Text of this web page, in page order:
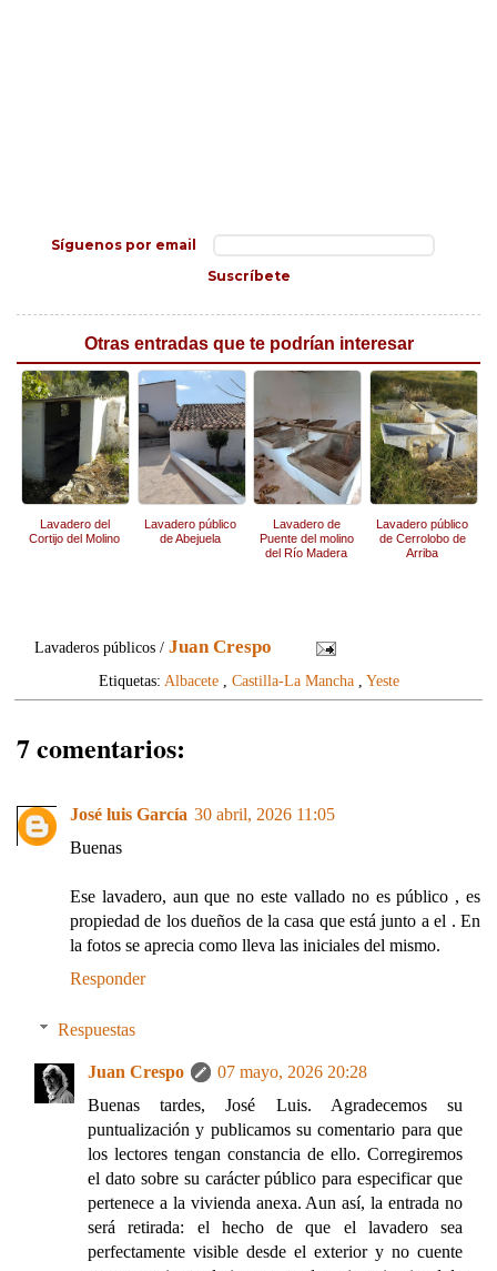
Síguenos por email
Suscríbete
Otras entradas que te podrían interesar
Lavadero del
Cortijo del Molino
Lavadero público
de Abejuela
Lavadero de
Puente del molino
del Río Madera
Lavadero público
de Cerrolobo de
Arriba
Lavaderos públicos /Juan Crespo
Etiquetas: Albacete, Castilla-La Mancha, Yeste
7 comentarios:
José luis García 30 abril, 2026 11:05
Buenas
Ese lavadero, aun que no este vallado no es público , es
propiedad de los dueños de la casa que está junto a el . En
la fotos se aprecia como lleva las iniciales del mismo.
Responder
Respuestas
Juan Crespo
07 mayo, 2026 20:28
Buenas tardes, José Luis. Agradecemos su
puntualización y publicamos su comentario para que
los lectores tengan constancia de ello. Corregiremos
el dato sobre su carácter público para especificar que
pertenece a la vivienda anexa. Aun así, la entrada no
será retirada: el hecho de que el lavadero sea
perfectamente visible desde el exterior y no cuente